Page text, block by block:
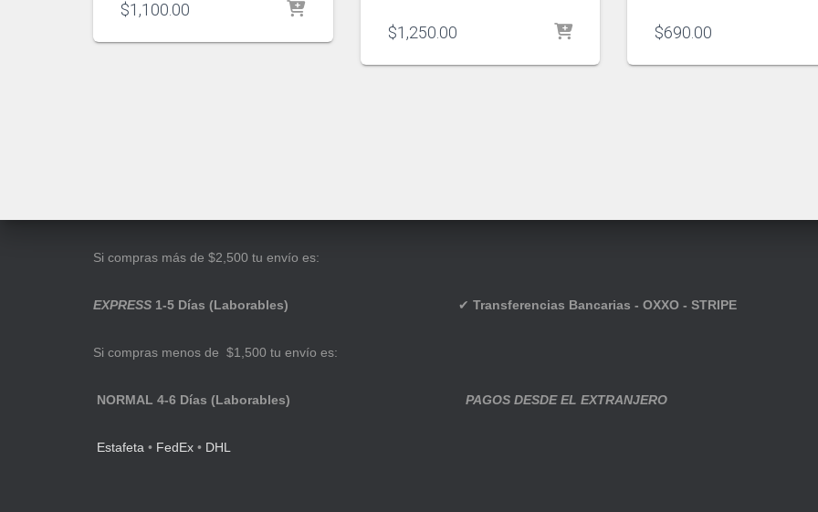
$1,100.00
$1,250.00 $690.00
Si compras más de $2,500 tu envío es:
EXPRESS 1-5 Días (Laborables)
Si compras menos de $1,500 tu envío es:
NORMAL 4-6 Días (Laborables)
Estafeta • FedEx • DHL
✔ Transferencias Bancarias - OXXO - STRIPE
PAGOS DESDE EL EXTRANJERO